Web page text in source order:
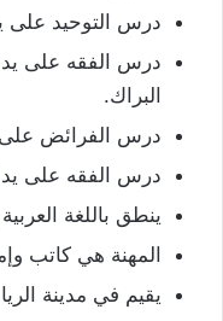
درس التوحيد على
درس الفقه على يد
البراك.
درس الفرائض على
درس الفقه على يد
ينطق باللغة العربية
المهنة هي كاتب
يقيم في مدينة